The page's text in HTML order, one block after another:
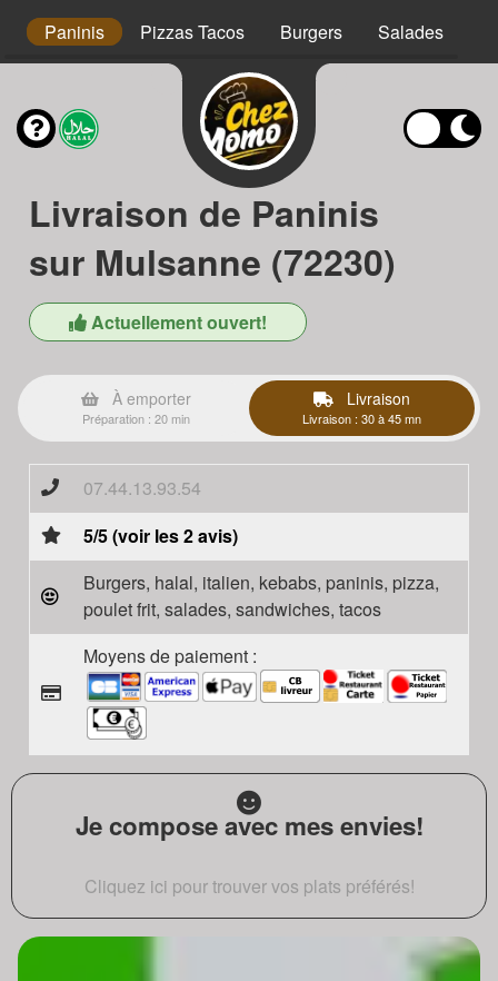
Paninis Pizzas Tacos Burgers Salades
Livraison de Paninis
sur Mulsanne (72230)
Actuellement ouvert!
À emporter
Préparation : 20 min
Livraison
Livraison : 30 à 45 mn
07.44.13.93.54
5/5 (voir les 2 avis)
Burgers, halal, italien, kebabs, paninis, pizza,
poulet frit, salades, sandwiches, tacos
Moyens de paiement :
Je compose avec mes envies!
Cliquez ici pour trouver vos plats préférés!